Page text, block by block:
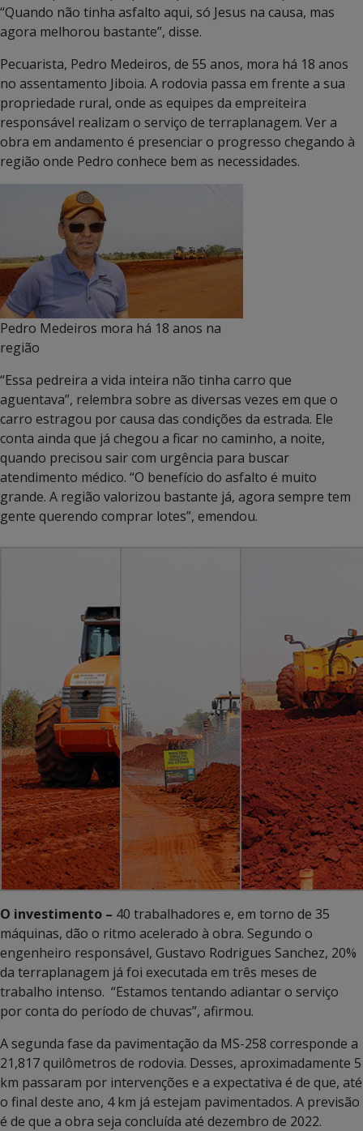
“Quando não tinha asfalto aqui, só Jesus na causa, mas
agora melhorou bastante”, disse.
Pecuarista, Pedro Medeiros, de 55 anos, mora há 18 anos
no assentamento Jiboia. A rodovia passa em frente a sua
propriedade rural, onde as equipes da empreiteira
responsável realizam o serviço de terraplanagem. Ver a
obra em andamento é presenciar o progresso chegando à
região onde Pedro conhece bem as necessidades.
Pedro Medeiros mora há 18 anos na
região
“Essa pedreira a vida inteira não tinha carro que
aguentava”, relembra sobre as diversas vezes em que o
carro estragou por causa das condições da estrada. Ele
conta ainda que já chegou a ficar no caminho, a noite,
quando precisou sair com urgência para buscar
atendimento médico. “O benefício do asfalto é muito
grande. A região valorizou bastante já, agora sempre tem
gente querendo comprar lotes”, emendou.
O investimento – 40 trabalhadores e, em torno de 35
máquinas, dão o ritmo acelerado à obra. Segundo o
engenheiro responsável, Gustavo Rodrigues Sanchez, 20%
da terraplanagem já foi executada em três meses de
trabalho intenso. “Estamos tentando adiantar o serviço
por conta do período de chuvas”, afirmou.
A segunda fase da pavimentação da MS-258 corresponde a
21,817 quilômetros de rodovia. Desses, aproximadamente 5
km passaram por intervenções e a expectativa é de que, até
o final deste ano, 4 km já estejam pavimentados. A previsão
é de que a obra seja concluída até dezembro de 2022.